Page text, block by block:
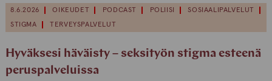
8.6.2026 OIKEUDET PODCAST POLIISI
SOSIAALIPALVELUT
STIGMA
TERVEYSPALVELUT
Hyväksesi häväisty – seksityön stigma esteenä
peruspalveluissa